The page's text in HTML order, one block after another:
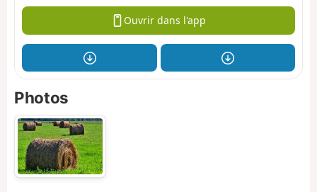
Ouvrir dans l'app
Photos